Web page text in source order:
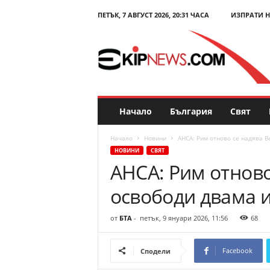
ПЕТЪК, 7 АВГУСТ 2026, 20:31 ЧАСА ИЗПРАТИ
E
p
N
н
Начало България Свят
Начало Новини АНСА: Рим отново се надява
НОВИНИ СВЯТ
АНСА: Рим
освободи двама
от БТА- петък, 9 януари 2026, 11:56 68
Сподели Facebook